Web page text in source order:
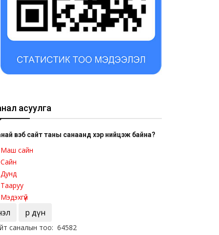
асуулга
вэб сайт таны санаанд хэр нийцэж байна?
Маш сайн
Сайн
Дунд
Тааруу
Мэдэхгүй
Үр дүн
саналын тоо: 64582